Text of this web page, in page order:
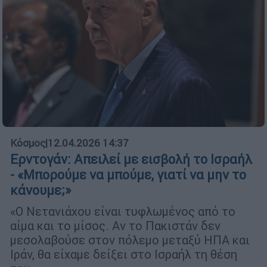
Κόσμος|12.04.2026 14:37
Ερντογάν: Απειλεί με εισβολή το Ισραήλ
- «Μπορούμε να μπούμε, γιατί να μην το
κάνουμε;»
«Ο Νετανιάχου είναι τυφλωμένος από το
αίμα και το μίσος. Αν το Πακιστάν δεν
μεσολαβούσε στον πόλεμο μεταξύ ΗΠΑ και
Ιράν, θα είχαμε δείξει στο Ισραήλ τη θέση